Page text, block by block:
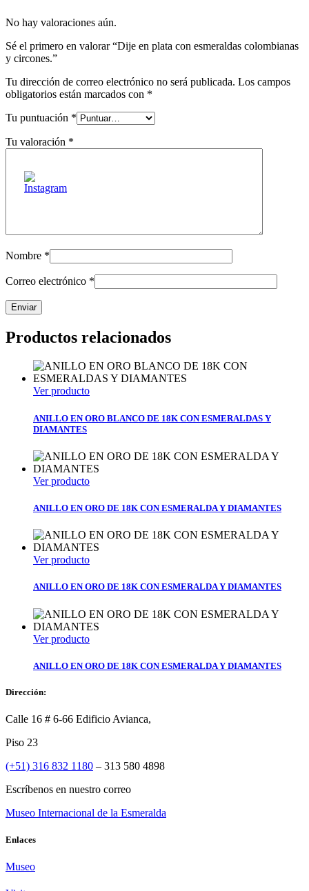
No hay valoraciones aún.
Sé el primero en valorar “Dije en plata con esmeraldas colombianas
y circones.”
Tu dirección de correo electrónico no será publicada. Los campos
obligatorios están marcados con *
Tu puntuación *
Tu valoración *
Nombre *
Correo electrónico *
Productos relacionados
Ver producto
ANILLO EN ORO BLANCO DE 18K CON ESMERALDAS Y
DIAMANTES
Ver producto
ANILLO EN ORO DE 18K CON ESMERALDA Y DIAMANTES
Ver producto
ANILLO EN ORO DE 18K CON ESMERALDA Y DIAMANTES
Ver producto
ANILLO EN ORO DE 18K CON ESMERALDA Y DIAMANTES
Dirección:
Calle 16 # 6-66 Edificio Avianca,
Piso 23
(+51) 316 832 1180 – 313 580 4898
Escríbenos en nuestro correo
Museo Internacional de la Esmeralda
Enlaces
Museo